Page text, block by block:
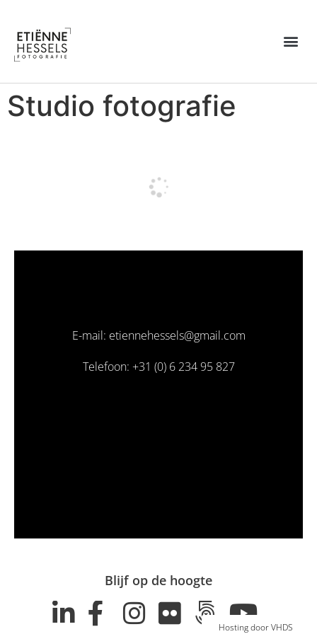
Studio fotografie
E-mail: etiennehessels@gmail.com
Telefoon: +31 (0) 6 234 95 827
Blijf op de hoogte
Hosting door VHDS